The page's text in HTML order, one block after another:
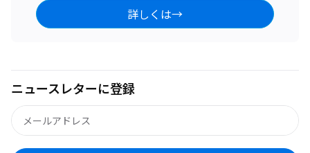
詳しくは→
ニュースレターに登録